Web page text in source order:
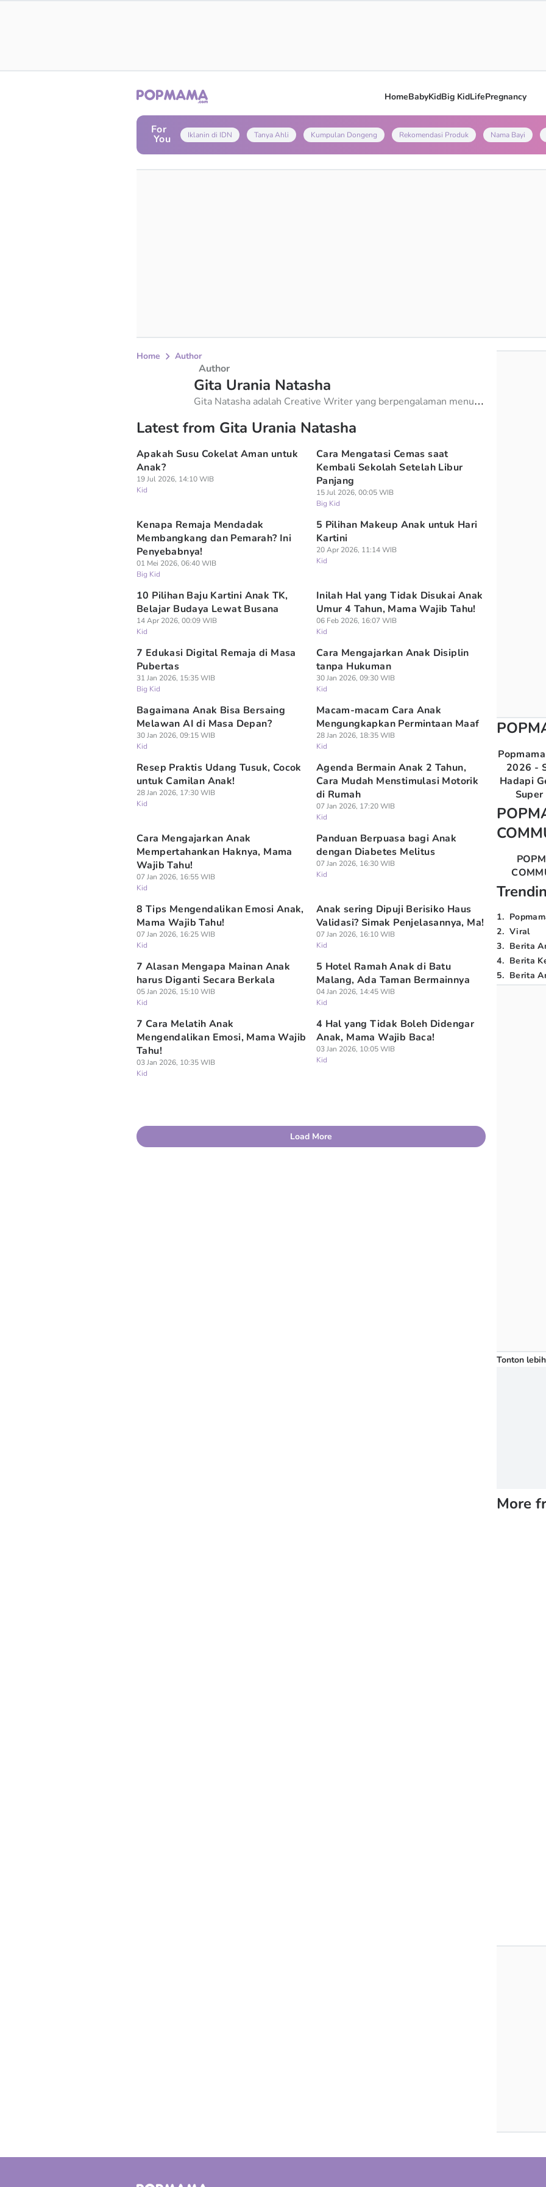
HomeBabyKidBig KidLifePregnancy
For
You Iklanin di IDN Tanya Ahli Kumpulan Dongeng Rekomendasi Produk Nama Bayi
Home Author
Author
Gita Urania Natasha
Gita Natasha adalah Creative Writer yang berpengalaman menulis
menjaga kualitas, keberagaman, dan kredibilitas sumber dalam
Latest from Gita Urania Natasha
Apakah Susu Cokelat Aman untuk
Anak?
19 Jul 2026, 14:10 WIB
Kid
Cara Mengatasi Cemas saat
Kembali Sekolah Setelah Libur
Panjang
15 Jul 2026, 00:05 WIB
Big Kid
Kenapa Remaja Mendadak
Membangkang dan Pemarah? Ini
Penyebabnya!
01 Mei 2026, 06:40 WIB
Big Kid
5 Pilihan Makeup Anak untuk Hari
Kartini
20 Apr 2026, 11:14 WIB
Kid
10 Pilihan Baju Kartini Anak TK,
Belajar Budaya Lewat Busana
14 Apr 2026, 00:09 WIB
Kid
Inilah Hal yang Tidak Disukai Anak
Umur 4 Tahun, Mama Wajib Tahu!
06 Feb 2026, 16:07 WIB
Kid
7 Edukasi Digital Remaja di Masa
Pubertas
31 Jan 2026, 15:35 WIB
Big Kid
Cara Mengajarkan Anak Disiplin
tanpa Hukuman
30 Jan 2026, 09:30 WIB
Kid
Bagaimana Anak Bisa Bersaing
Melawan AI di Masa Depan?
30 Jan 2026, 09:15 WIB
Kid
Macam-macam Cara Anak
Mengungkapkan Permintaan Maaf
28 Jan 2026, 18:35 WIB
Kid
Resep Praktis Udang Tusuk, Cocok
untuk Camilan Anak!
28 Jan 2026, 17:30 WIB
Kid
Agenda Bermain Anak 2 Tahun,
Cara Mudah Menstimulasi Motorik
di Rumah
07 Jan 2026, 17:20 WIB
Kid
Cara Mengajarkan Anak
Mempertahankan Haknya, Mama
Wajib Tahu!
07 Jan 2026, 16:55 WIB
Kid
Panduan Berpuasa bagi Anak
dengan Diabetes Melitus
07 Jan 2026, 16:30 WIB
Kid
8 Tips Mengendalikan Emosi Anak,
Mama Wajib Tahu!
07 Jan 2026, 16:25 WIB
Kid
Anak sering Dipuji Berisiko Haus
Validasi? Simak Penjelasannya, Ma!
07 Jan 2026, 16:10 WIB
Kid
7 Alasan Mengapa Mainan Anak
harus Diganti Secara Berkala
05 Jan 2026, 15:10 WIB
Kid
5 Hotel Ramah Anak di Batu
Malang, Ada Taman Bermainnya
04 Jan 2026, 14:45 WIB
Kid
7 Cara Melatih Anak
Mengendalikan Emosi, Mama Wajib
Tahu!
03 Jan 2026, 10:35 WIB
Kid
4 Hal yang Tidak Boleh Didengar
Anak, Mama Wajib Baca!
03 Jan 2026, 10:05 WIB
Kid
Load More
2026 -
Hadapi
1.
2. Viral
3. Berita
4. Berita
5. Berita
Tonton
More